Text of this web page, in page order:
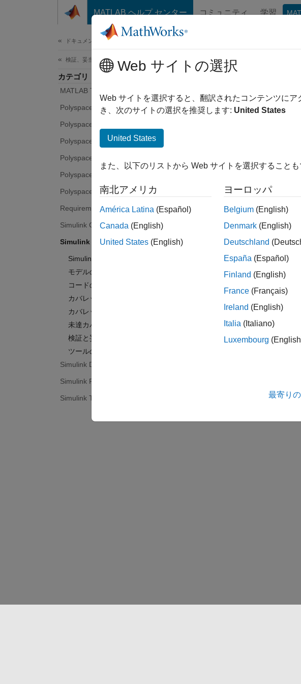
コンテンツへスキップ
MATLAB ヘルプ センター コミュニティ 学習
ドキュメンテーションのホーム
検証、妥当性確認、テスト
カテゴリ
MATLAB Test
Polyspace Access
Polyspace as You Code
Polyspace Bug Finder
Polyspace Code Prover
Polyspace Copilot
Polyspace Test
Requirements Toolbox
Simulink Check
Simulink Coverage
Simulink Coverage 入門
モデルのカバレッジの収集
コードのカバレッジの収集
カバレッジ データの管理
カバレッジの解析と結果の表示
未達カバレッジの解決
検証と妥当性確認
ツールの検定と認定
Simulink Design Verifier
Simulink Fault Analyzer
Simulink Test
Web サイトの選択
Web サイトを選択すると、翻訳されたコンテンツに
き、次のサイトの選択を推奨します: United States
United States
また、以下のリストから Web サイトを選択することも
南北アメリカ
América Latina (Español)
Canada (English)
United States (English)
ヨーロッパ
Belgium (English)
Denmark (English)
Deutschland
España (Español)
Finland (English)
France (Français)
Ireland (English)
Italia (Italiano)
Luxembourg
最寄り